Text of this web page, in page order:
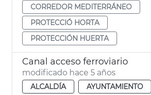
CORREDOR MEDITERRÁNEO
PROTECCIÓ HORTA
PROTECCIÓN HUERTA
Canal acceso ferroviario
modificado hace 5 años
ALCALDÍA
AYUNTAMIENTO